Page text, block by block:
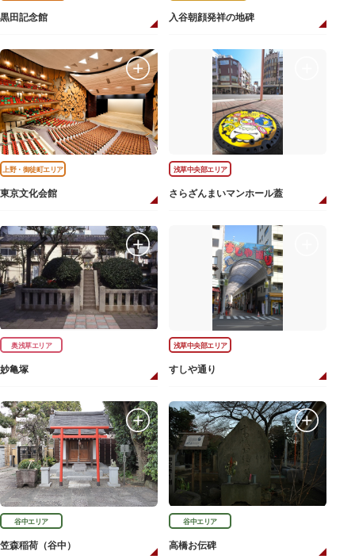
黒田記念館 入谷朝顔発祥の地碑
上野・御徒町エリア
東京文化会館
浅草中央部エリア
さらざんまいマンホール蓋
奥浅草エリア
妙亀塚
浅草中央部エリア
すしや通り
谷中エリア
笠森稲荷（谷中）
谷中エリア
高橋お伝碑